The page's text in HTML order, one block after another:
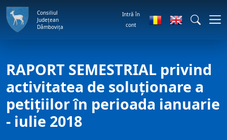
Consiliul
Județean
Dâmbovița
Intră în
cont
RAPORT SEMESTRIAL privind
activitatea de soluţionare a
petiţiilor în perioada ianuarie
- iulie 2018